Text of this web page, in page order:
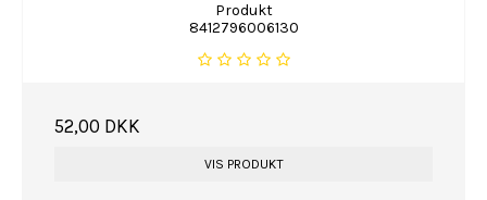
Produkt
8412796006130
52,00 DKK
VIS PRODUKT